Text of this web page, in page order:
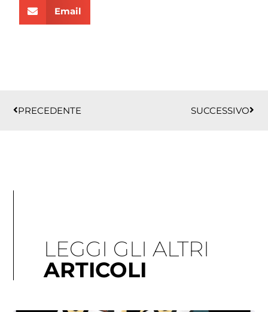
Email
PRECEDENTE
SUCCESSIVO
LEGGI GLI ALTRI
ARTICOLI